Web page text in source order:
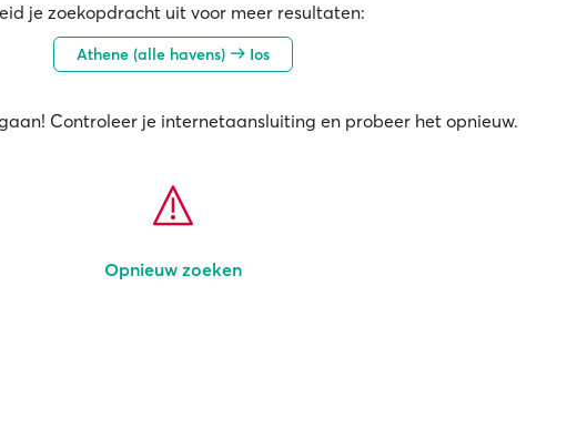
je zoekopdracht uit voor meer resultaten:
Athene (alle havens) Ios
Controleer je internetaansluiting en probeer het opnieuw.
Opnieuw zoeken